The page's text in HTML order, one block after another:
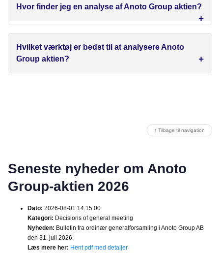
Hvor finder jeg en analyse af Anoto Group aktien?
Hvilket værktøj er bedst til at analysere Anoto
Group aktien?
↑ Tilbage til navigation
Seneste nyheder om Anoto
Group-aktien 2026
Dato: 2026-08-01 14:15:00
Kategori: Decisions of general meeting
Nyheden: Bulletin fra ordinær generalforsamling i Anoto Group AB
den 31. juli 2026.
Læs mere her: Hent pdf med detaljer